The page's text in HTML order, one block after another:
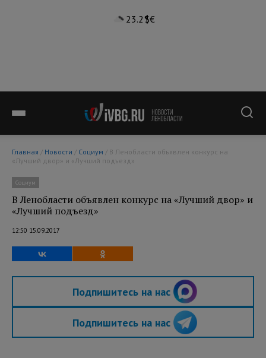
23.2°$€
Главная / Новости / Социум
«Лучший двор» и «Лучший подъезд»
Социум
В Ленобласти объявлен конкурс на «Лучший двор» и
«Лучший подъезд»
12:50 15.09.2017
Подпишитесь на нас
Подпишитесь на нас